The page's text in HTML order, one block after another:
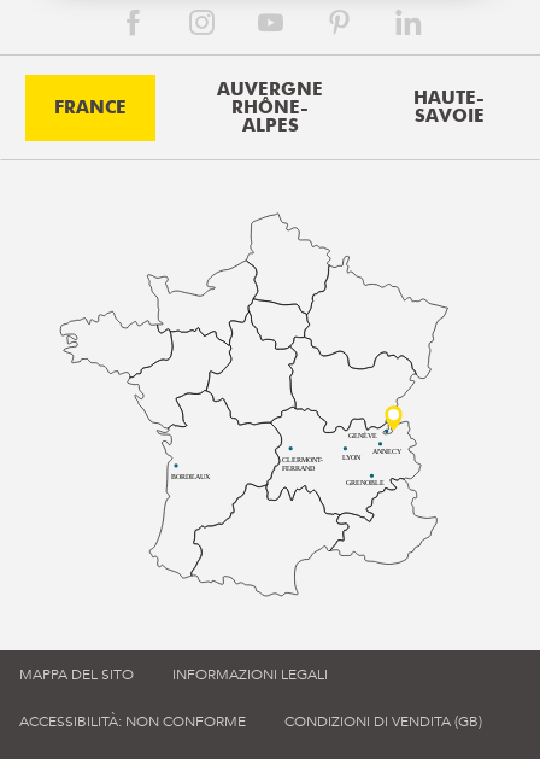
FRANCE
AUVERGNE
RHÔNE-
ALPES
HAUTE-
SAVOIE
BORDEAUX
CLERMONT-
FERRAND
LYON
ANNECY
GRENOBLE
GENÈVE
MAPPA DEL SITO INFORMAZIONI LEGALI
ACCESSIBILITÀ: NON CONFORME CONDIZIONI DI VENDITA (GB)